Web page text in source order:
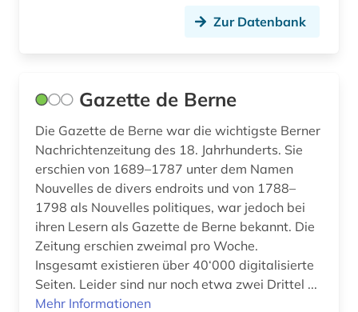
Zur Datenbank
Gazette de Berne
Die Gazette de Berne war die wichtigste Berner
Nachrichtenzeitung des 18. Jahrhunderts. Sie
erschien von 1689–1787 unter dem Namen
Nouvelles de divers endroits und von 1788–
1798 als Nouvelles politiques, war jedoch bei
ihren Lesern als Gazette de Berne bekannt. Die
Zeitung erschien zweimal pro Woche.
Insgesamt existieren über 40‘000 digitalisierte
Seiten. Leider sind nur noch etwa zwei Drittel ...
Mehr Informationen